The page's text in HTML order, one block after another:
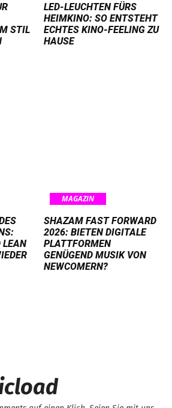
STIL
LED-LEUCHTEN FÜRS
HEIMKINO: SO ENTSTEHT
ECHTES KINO-FEELING ZU
HAUSE
LEAN
MAGAZIN
SHAZAM FAST FORWARD
2026: BIETEN DIGITALE
PLATTFORMEN
GENÜGEND MUSIK VON
NEWCOMERN?